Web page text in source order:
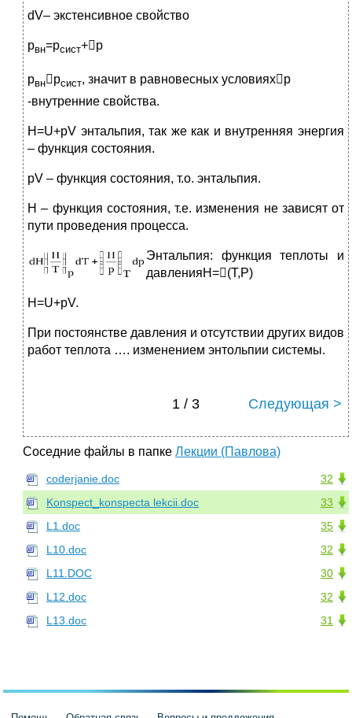
dV– экстенсивное свойство
рвн=рсист+р
рвнрсист, значит в равновесных условияхр
-внутренние свойства.
H=U+pV энтальпия, так же как и внутренняя энергия
– функция состояния.
рV – функция состояния, т.о. энтальпия.
Н – функция состояния, т.е. изменения не зависят от
пути проведения процесса.
Энтальпия: функция теплоты и
давленияH=(T,P)
H=U+pV.
При постоянстве давления и отсутствии других видов
работ теплота …. изменением энтольпии системы.
1 / 3 Следующая >
Соседние файлы в папке Лекции (Павлова)
32
coderjanie.doc
33
Konspect_konspecta lekcii.doc
35
L1.doc
32
L10.doc
30
L11.DOC
32
L12.doc
31
L13.doc